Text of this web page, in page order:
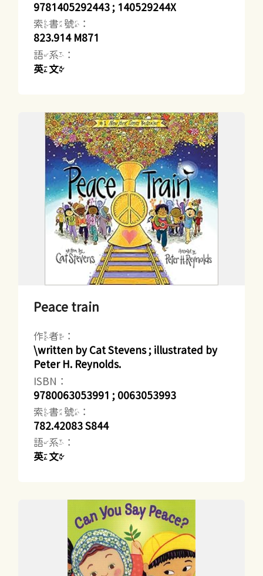
9781405292443 ; 140529244X
索書號：
823.914 M871
語系：
英文
Peace train
作者：
\written by Cat Stevens ; illustrated by
Peter H. Reynolds.
ISBN：
9780063053991 ; 0063053993
索書號：
782.42083 S844
語系：
英文